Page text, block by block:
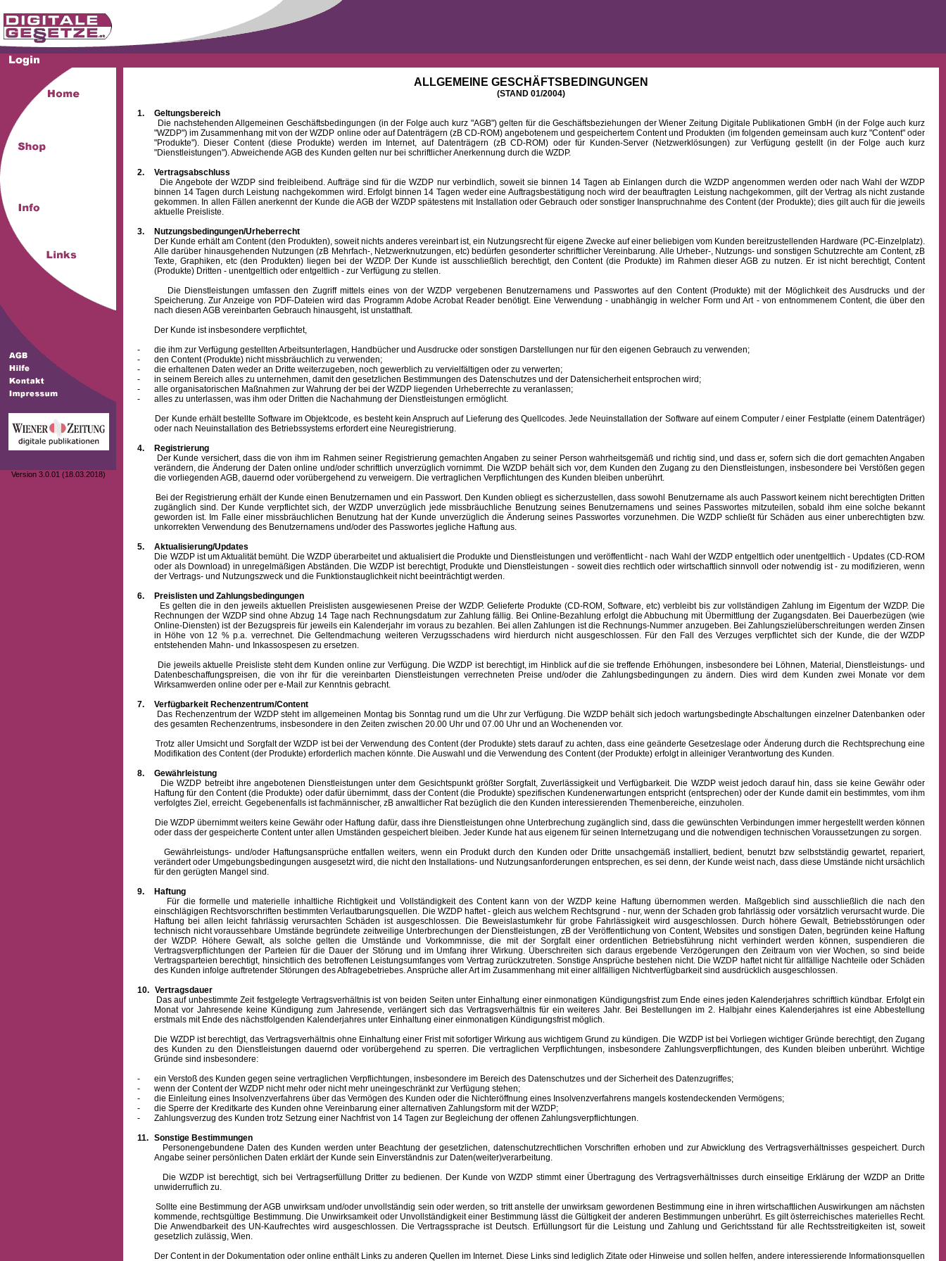
Version 3.0.01 (18.03.2018)
ALLGEMEINE GESCHÄFTSBEDINGUNGEN
(STAND 01/2004)
1.
Geltungsbereich
Die nachstehenden Allgemeinen Geschäftsbedingungen (in der Folge auch kurz "AGB") gelten für die Geschäftsbeziehungen der Wiener Zeitung Digitale Publikationen GmbH (in der Folge auch kurz
"WZDP") im Zusammenhang mit von der WZDP online oder auf Datenträgern (zB CD-ROM) angebotenem und gespeichertem Content und Produkten (im folgenden gemeinsam auch kurz "Content" oder
"Produkte"). Dieser Content (diese Produkte) werden im Internet, auf Datenträgern (zB CD-ROM) oder für Kunden-Server (Netzwerklösungen) zur Verfügung gestellt (in der Folge auch kurz
"Dienstleistungen"). Abweichende AGB des Kunden gelten nur bei schriftlicher Anerkennung durch die WZDP.
2.
Vertragsabschluss
Die Angebote der WZDP sind freibleibend. Aufträge sind für die WZDP nur verbindlich, soweit sie binnen 14 Tagen ab Einlangen durch die WZDP angenommen werden oder nach Wahl der WZDP
binnen 14 Tagen durch Leistung nachgekommen wird. Erfolgt binnen 14 Tagen weder eine Auftragsbestätigung noch wird der beauftragten Leistung nachgekommen, gilt der Vertrag als nicht zustande
gekommen. In allen Fällen anerkennt der Kunde die AGB der WZDP spätestens mit Installation oder Gebrauch oder sonstiger Inanspruchnahme des Content (der Produkte); dies gilt auch für die jeweils
aktuelle Preisliste.
3.
Nutzungsbedingungen/Urheberrecht
Der Kunde erhält am Content (den Produkten), soweit nichts anderes vereinbart ist, ein Nutzungsrecht für eigene Zwecke auf einer beliebigen vom Kunden bereitzustellenden Hardware (PC-Einzelplatz).
Alle darüber hinausgehenden Nutzungen (zB Mehrfach-, Netzwerknutzungen, etc) bedürfen gesonderter schriftlicher Vereinbarung. Alle Urheber-, Nutzungs- und sonstigen Schutzrechte am Content, zB
Texte, Graphiken, etc (den Produkten) liegen bei der WZDP. Der Kunde ist ausschließlich berechtigt, den Content (die Produkte) im Rahmen dieser AGB zu nutzen. Er ist nicht berechtigt, Content
(Produkte) Dritten - unentgeltlich oder entgeltlich - zur Verfügung zu stellen.
Die Dienstleistungen umfassen den Zugriff mittels eines von der WZDP vergebenen Benutzernamens und Passwortes auf den Content (Produkte) mit der Möglichkeit des Ausdrucks und der
Speicherung. Zur Anzeige von PDF-Dateien wird das Programm Adobe Acrobat Reader benötigt. Eine Verwendung - unabhängig in welcher Form und Art - von entnommenem Content, die über den
nach diesen AGB vereinbarten Gebrauch hinausgeht, ist unstatthaft.
Der Kunde ist insbesondere verpflichtet,
-
die ihm zur Verfügung gestellten Arbeitsunterlagen, Handbücher und Ausdrucke oder sonstigen Darstellungen nur für den eigenen Gebrauch zu verwenden;
-
den Content (Produkte) nicht missbräuchlich zu verwenden;
-
die erhaltenen Daten weder an Dritte weiterzugeben, noch gewerblich zu vervielfältigen oder zu verwerten;
-
in seinem Bereich alles zu unternehmen, damit den gesetzlichen Bestimmungen des Datenschutzes und der Datensicherheit entsprochen wird;
-
alle organisatorischen Maßnahmen zur Wahrung der bei der WZDP liegenden Urheberrechte zu veranlassen;
-
alles zu unterlassen, was ihm oder Dritten die Nachahmung der Dienstleistungen ermöglicht.
Der Kunde erhält bestellte Software im Objektcode, es besteht kein Anspruch auf Lieferung des Quellcodes. Jede Neuinstallation der Software auf einem Computer / einer Festplatte (einem Datenträger)
oder nach Neuinstallation des Betriebssystems erfordert eine Neuregistrierung.
4.
Registrierung
Der Kunde versichert, dass die von ihm im Rahmen seiner Registrierung gemachten Angaben zu seiner Person wahrheitsgemäß und richtig sind, und dass er, sofern sich die dort gemachten Angaben
verändern, die Änderung der Daten online und/oder schriftlich unverzüglich vornimmt. Die WZDP behält sich vor, dem Kunden den Zugang zu den Dienstleistungen, insbesondere bei Verstößen gegen
die vorliegenden AGB, dauernd oder vorübergehend zu verweigern. Die vertraglichen Verpflichtungen des Kunden bleiben unberührt.
Bei der Registrierung erhält der Kunde einen Benutzernamenund ein Passwort. Den Kunden obliegt es sicherzustellen, dass sowohl Benutzername als auch Passwort keinem nicht berechtigten Dritten
zugänglich sind. Der Kunde verpflichtet sich, der WZDP unverzüglich jede missbräuchliche Benutzung seines Benutzernamens und seines Passwortes mitzuteilen, sobald ihm eine solche bekannt
geworden ist. Im Falle einer missbräuchlichen Benutzung hat der Kunde unverzüglich die Änderung seines Passwortes vorzunehmen. Die WZDP schließt für Schäden aus einer unberechtigten bzw.
unkorrekten Verwendung des Benutzernamens und/oder des Passwortes jegliche Haftung aus.
5.
Aktualisierung/Updates
Die WZDP ist um Aktualität bemüht. Die WZDP überarbeitet und aktualisiert die Produkte und Dienstleistungen und veröffentlicht - nach Wahl der WZDP entgeltlich oder unentgeltlich - Updates (CD-ROM
oder als Download) in unregelmäßigen Abständen. Die WZDP ist berechtigt, Produkte und Dienstleistungen - soweit dies rechtlich oder wirtschaftlich sinnvoll oder notwendig ist - zu modifizieren, wenn
der Vertrags- und Nutzungszweck und die Funktionstauglichkeit nicht beeinträchtigt werden.
6.
Preislisten und Zahlungsbedingungen
Es gelten die in den jeweils aktuellen Preislisten ausgewiesenen Preise der WZDP. Gelieferte Produkte (CD-ROM, Software, etc) verbleibt bis zur vollständigen Zahlung im Eigentum der WZDP. Die
Rechnungen der WZDP sind ohne Abzug 14 Tage nach Rechnungsdatum zur Zahlung fällig. Bei Online-Bezahlung erfolgt die Abbuchung mit Übermittlung der Zugangsdaten. Bei Dauerbezügen (wie
Online-Diensten) ist der Bezugspreis für jeweils ein Kalenderjahr im voraus zu bezahlen. Bei allen Zahlungen ist die Rechnungs-Nummer anzugeben. Bei Zahlungszielüberschreitungen werden Zinsen
in Höhe von 12 % p.a. verrechnet. Die Geltendmachung weiteren Verzugsschadens wird hierdurch nicht ausgeschlossen. Für den Fall des Verzuges verpflichtet sich der Kunde, die der WZDP
entstehenden Mahn- und Inkassospesen zu ersetzen.
Die jeweils aktuelle Preisliste steht dem Kunden online zur Verfügung. Die WZDP ist berechtigt, im Hinblick auf die sie treffende Erhöhungen, insbesondere bei Löhnen, Material, Dienstleistungs- und
Datenbeschaffungspreisen, die von ihr für die vereinbarten Dienstleistungen verrechneten Preise und/oder die Zahlungsbedingungen zu ändern. Dies wird dem Kunden zwei Monate vor dem
Wirksamwerden online oder per e-Mail zur Kenntnis gebracht.
7.
Verfügbarkeit Rechenzentrum/Content
Das Rechenzentrum der WZDP steht im allgemeinen Montag bis Sonntag rund um die Uhr zur Verfügung. Die WZDP behält sich jedoch wartungsbedingte Abschaltungen einzelner Datenbanken oder
des gesamten Rechenzentrums, insbesondere in den Zeiten zwischen 20.00 Uhr und 07.00 Uhr und an Wochenenden vor.
Trotz aller Umsicht und Sorgfalt der WZDP ist bei der Verwendung des Content (der Produkte) stets darauf zu achten, dass eine geänderte Gesetzeslage oder Änderung durch die Rechtsprechung eine
Modifikation des Content (der Produkte) erforderlich machen könnte. Die Auswahl und die Verwendung des Content (der Produkte) erfolgt in alleiniger Verantwortung des Kunden.
8.
Gewährleistung
Die WZDP betreibt ihre angebotenen Dienstleistungen unter dem Gesichtspunkt größter Sorgfalt, Zuverlässigkeit und Verfügbarkeit. Die WZDP weist jedoch darauf hin, dass sie keine Gewähr oder
Haftung für den Content (die Produkte) oder dafür übernimmt, dass der Content (die Produkte) spezifischen Kundenerwartungen entspricht (entsprechen) oder der Kunde damit ein bestimmtes, vom ihm
verfolgtes Ziel, erreicht. Gegebenenfalls ist fachmännischer, zB anwaltlicher Rat bezüglich die den Kunden interessierenden Themenbereiche, einzuholen.
Die WZDP übernimmt weiters keine Gewähr oder Haftung dafür, dass ihre Dienstleistungen ohne Unterbrechung zugänglich sind, dass die gewünschten Verbindungen immer hergestellt werden können
oder dass der gespeicherte Content unter allen Umständen gespeichert bleiben. Jeder Kunde hat aus eigenem für seinen Internetzugang und die notwendigen technischen Voraussetzungen zu sorgen.
Gewährleistungs- und/oder Haftungsansprüche entfallen weiters, wenn ein Produkt durch den Kunden oder Dritte unsachgemäß installiert, bedient, benutzt bzw selbstständig gewartet, repariert,
verändert oder Umgebungsbedingungen ausgesetzt wird, die nicht den Installations- und Nutzungsanforderungen entsprechen, es sei denn, der Kunde weist nach, dass diese Umstände nicht ursächlich
für den gerügten Mangel sind.
9.
Haftung
Für die formelle und materielle inhaltliche Richtigkeit und Vollständigkeit des Content kann von der WZDP keine Haftung übernommen werden. Maßgeblich sind ausschließlich die nach den
einschlägigen Rechtsvorschriften bestimmten Verlautbarungsquellen. Die WZDP haftet - gleich aus welchem Rechtsgrund - nur, wenn der Schaden grob fahrlässig oder vorsätzlich verursacht wurde. Die
Haftung bei allen leicht fahrlässig verursachten Schäden ist ausgeschlossen. Die Beweislastumkehr für grobe Fahrlässigkeit wird ausgeschlossen. Durch höhere Gewalt, Betriebsstörungen oder
technisch nicht voraussehbare Umstände begründete zeitweilige Unterbrechungen der Dienstleistungen, zB der Veröffentlichung von Content, Websites und sonstigen Daten, begründen keine Haftung
der WZDP. Höhere Gewalt, als solche gelten die Umstände und Vorkommnisse, die mit der Sorgfalt einer ordentlichen Betriebsführung nicht verhindert werden können, suspendieren die
Vertragsverpflichtungen der Parteien für die Dauer der Störung und im Umfang ihrer Wirkung. Überschreiten sich daraus ergebende Verzögerungen den Zeitraum von vier Wochen, so sind beide
Vertragsparteien berechtigt, hinsichtlich des betroffenen Leistungsumfanges vom Vertrag zurückzutreten. Sonstige Ansprüche bestehen nicht. Die WZDP haftet nicht für allfällige Nachteile oder Schäden
des Kunden infolge auftretender Störungen des Abfragebetriebes. Ansprüche aller Art im Zusammenhang mit einer allfälligen Nichtverfügbarkeit sind ausdrücklich ausgeschlossen.
10. Vertragsdauer
Das auf unbestimmte Zeit festgelegte Vertragsverhältnis ist von beiden Seiten unter Einhaltung einer einmonatigen Kündigungsfrist zum Ende eines jeden Kalenderjahres schriftlich kündbar. Erfolgt ein
Monat vor Jahresende keine Kündigung zum Jahresende, verlängert sich das Vertragsverhältnis für ein weiteres Jahr. Bei Bestellungen im 2. Halbjahr eines Kalenderjahres ist eine Abbestellung
erstmals mit Ende des nächstfolgenden Kalenderjahres unter Einhaltung einer einmonatigen Kündigungsfrist möglich.
Die WZDP ist berechtigt, das Vertragsverhältnis ohne Einhaltung einer Frist mit sofortiger Wirkung aus wichtigem Grund zu kündigen. Die WZDP ist bei Vorliegen wichtiger Gründe berechtigt, den Zugang
des Kunden zu den Dienstleistungen dauernd oder vorübergehend zu sperren. Die vertraglichen Verpflichtungen, insbesondere Zahlungsverpflichtungen, des Kunden bleiben unberührt. Wichtige
Gründe sind insbesondere:
-
ein Verstoß des Kunden gegen seine vertraglichen Verpflichtungen, insbesondere im Bereich des Datenschutzes und der Sicherheit des Datenzugriffes;
-
wenn der Content der WZDP nicht mehr oder nicht mehr uneingeschränkt zur Verfügung stehen;
-
die Einleitung eines Insolvenzverfahrens über das Vermögen des Kunden oder die Nichteröffnung eines Insolvenzverfahrens mangels kostendeckenden Vermögens;
-
die Sperre der Kreditkarte des Kunden ohne Vereinbarung einer alternativen Zahlungsform mit der WZDP;
-
Zahlungsverzug des Kunden trotz Setzung einer Nachfrist von 14 Tagen zur Begleichung der offenen Zahlungsverpflichtungen.
11. Sonstige Bestimmungen
Personengebundene Daten des Kunden werden unter Beachtung der gesetzlichen, datenschutzrechtlichen Vorschriften erhoben und zur Abwicklung des Vertragsverhältnisses gespeichert. Durch
Angabe seiner persönlichen Daten erklärt der Kunde sein Einverständnis zur Daten(weiter)verarbeitung.
Die WZDP ist berechtigt, sich bei Vertragserfüllung Dritter zu bedienen. Der Kunde von WZDP stimmt einer Übertragung des Vertragsverhältnisses durch einseitige Erklärung der WZDP an Dritte
unwiderruflich zu.
Sollte eine Bestimmung der AGB unwirksam und/oder unvollständig sein oder werden, so tritt anstelle der unwirksam gewordenen Bestimmung eine in ihren wirtschaftlichen Auswirkungen am nächsten
kommende, rechtsgültige Bestimmung. Die Unwirksamkeit oder Unvollständigkeit einer Bestimmung lässt die Gültigkeit der anderen Bestimmungen unberührt. Es gilt österreichisches materielles Recht.
Die Anwendbarkeit des UN-Kaufrechtes wird ausgeschlossen. Die Vertragssprache ist Deutsch. Erfüllungsort für die Leistung und Zahlungund Gerichtsstand für alle Rechtsstreitigkeiten ist, soweit
gesetzlich zulässig, Wien.
Der Content in der Dokumentation oder online enthält Links zu anderen Quellen im Internet. Diese Links sind lediglich Zitate oder Hinweise und sollen helfen, andere interessierende Informationsquellen